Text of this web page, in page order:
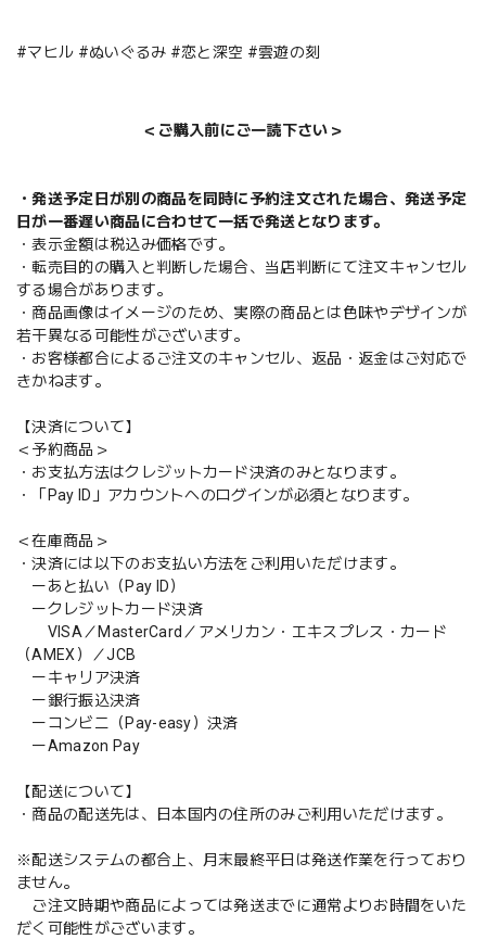
#マヒル #ぬいぐるみ #恋と深空 #雲遊の刻
＜ご購入前にご一読下さい＞
・発送予定日が別の商品を同時に予約注文された場合、発送予定
日が一番遅い商品に合わせて一括で発送となります。
・表示金額は税込み価格です。
・転売目的の購入と判断した場合、当店判断にて注文キャンセル
する場合があります。
・商品画像はイメージのため、実際の商品とは色味やデザインが
若干異なる可能性がございます。
・お客様都合によるご注文のキャンセル、返品・返金はご対応で
きかねます。
【決済について】
＜予約商品＞
・お支払方法はクレジットカード決済のみとなります。
・「Pay ID」アカウントへのログインが必須となります。
＜在庫商品＞
・決済には以下のお支払い方法をご利用いただけます。
ーあと払い（Pay ID）
ークレジットカード決済
VISA／MasterCard／アメリカン・エキスプレス・カード
（AMEX）／JCB
ーキャリア決済
ー銀行振込決済
ーコンビニ（Pay-easy）決済
ーAmazon Pay
【配送について】
・商品の配送先は、日本国内の住所のみご利用いただけます。
※配送システムの都合上、月末最終平日は発送作業を行っており
ません。
ご注文時期や商品によっては発送までに通常よりお時間をいた
だく可能性がございます。